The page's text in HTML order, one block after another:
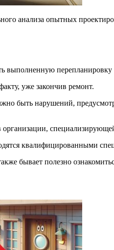
анализа опытных
выполненную перепланировку
уже закончив ремонт.
быть нарушений,
квалифицированными
бывает полезно